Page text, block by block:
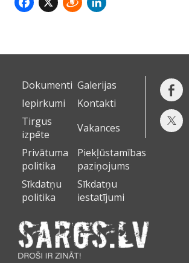
Dokumenti Galerijas
Iepirkumi
Kontakti
Tirgus
izpēte
Vakances
Privātuma
politika
Piekļūstamības
paziņojums
Sīkdatņu
politika
Sīkdatņu
iestatījumi